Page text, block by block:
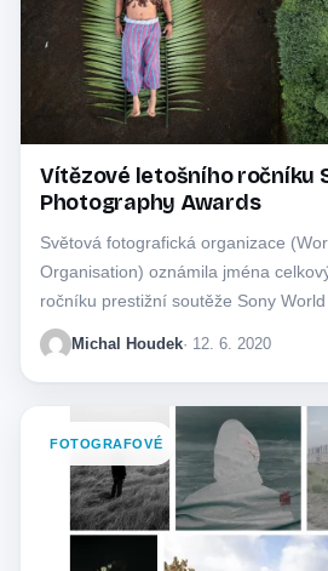
Vítězové letošního ročníku
Photography Awards
Světová fotografická organizace
Organisation) oznámila jména
ročníku prestižní soutěže Sony
2020. Titul fotografa roku…
Michal Houdek· 12. 6. 2020
FOTOGRAFOVÉ